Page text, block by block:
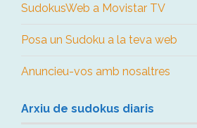
SudokusWeb a Movistar TV
Posa un Sudoku a la teva web
Anuncieu-vos amb nosaltres
Arxiu de sudokus diaris